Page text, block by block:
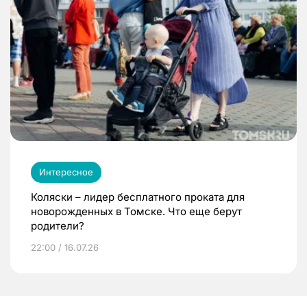
Интересное
Коляски – лидер бесплатного проката для
новорожденных в Томске. Что еще берут
родители?
22:00 / 16.07.26